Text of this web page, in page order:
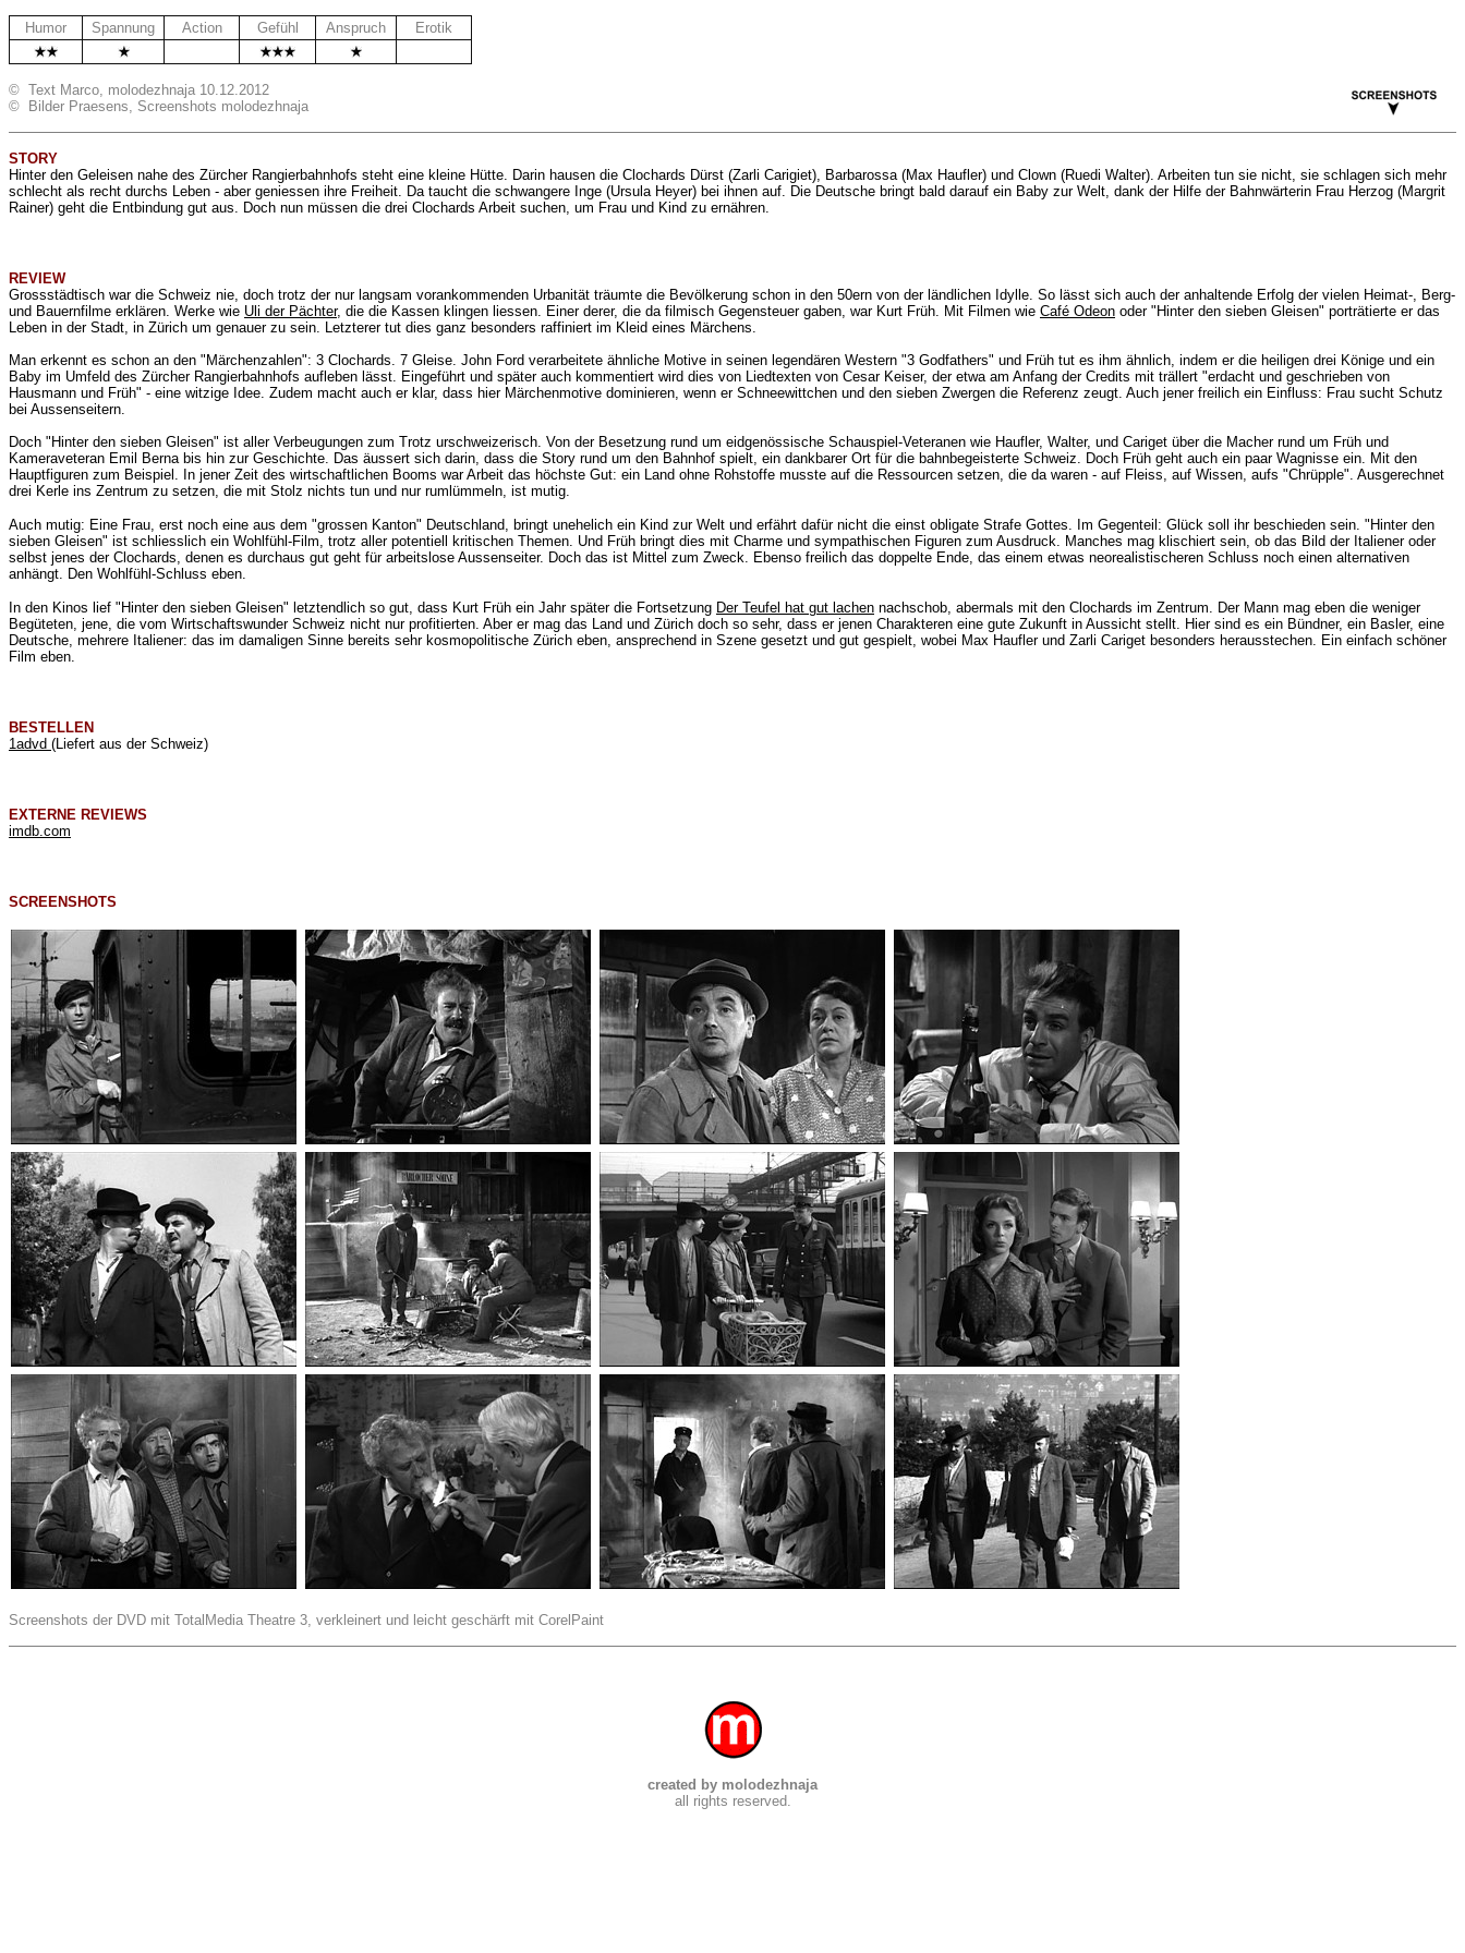
Humor Spannung Action Gefühl Anspruch
Erotik
© Text Marco, molodezhnaja 10.12.2012
© Bilder Praesens, Screenshots molodezhnaja
STORY
Hinter den Geleisen nahe des Zürcher Rangierbahnhofs steht eine kleine Hütte. Darin hausen die Clochards Dürst (Zarli Carigiet), Barbarossa (Max Haufler) und Clown (Ruedi Walter). Arbeiten tun sie nicht, sie schlagen sich mehr
schlecht als recht durchs Leben - aber geniessen ihre Freiheit. Da taucht die schwangere Inge (Ursula Heyer) bei ihnen auf. Die Deutsche bringt bald darauf ein Baby zur Welt, dank der Hilfe der Bahnwärterin Frau Herzog (Margrit
Rainer) geht die Entbindung gut aus. Doch nun müssen die drei Clochards Arbeit suchen, um Frau und Kind zu ernähren.
REVIEW
Grossstädtisch war die Schweiz nie, doch trotz der nur langsam vorankommenden Urbanität träumte die Bevölkerung schon in den 50ern von der ländlichen Idylle. So lässt sich auch der anhaltende Erfolg der vielen Heimat-, Berg-
und Bauernfilme erklären. Werke wie Uli der Pächter, die die Kassen klingen liessen. Einer derer, die da filmisch Gegensteuer gaben, war Kurt Früh. Mit Filmen wie Café Odeon oder "Hinter den sieben Gleisen" porträtierte er das
Leben in der Stadt, in Zürich um genauer zu sein. Letzterer tut dies ganz besonders raffiniert im Kleid eines Märchens.
Man erkennt es schon an den "Märchenzahlen": 3 Clochards. 7 Gleise. John Ford verarbeitete ähnliche Motive in seinen legendären Western "3 Godfathers" und Früh tut es ihm ähnlich, indem er die heiligen drei Könige und ein
Baby im Umfeld des Zürcher Rangierbahnhofs aufleben lässt. Eingeführt und später auch kommentiert wird dies von Liedtexten von Cesar Keiser, der etwa am Anfang der Credits mit trällert "erdacht und geschrieben von
Hausmann und Früh" - eine witzige Idee. Zudem macht auch er klar, dass hier Märchenmotive dominieren, wenn er Schneewittchen und den sieben Zwergen die Referenz zeugt. Auch jener freilich ein Einfluss: Frau sucht Schutz
bei Aussenseitern.
Doch "Hinter den sieben Gleisen" ist aller Verbeugungen zum Trotz urschweizerisch. Von der Besetzung rund um eidgenössische Schauspiel-Veteranen wie Haufler, Walter, und Cariget über die Macher rund um Früh und
Kameraveteran Emil Berna bis hin zur Geschichte. Das äussert sich darin, dass die Story rund um den Bahnhof spielt, ein dankbarer Ort für die bahnbegeisterte Schweiz. Doch Früh geht auch ein paar Wagnisse ein. Mit den
Hauptfiguren zum Beispiel. In jener Zeit des wirtschaftlichen Booms war Arbeit das höchste Gut: ein Land ohne Rohstoffe musste auf die Ressourcen setzen, die da waren - auf Fleiss, auf Wissen, aufs "Chrüpple". Ausgerechnet
drei Kerle ins Zentrum zu setzen, die mit Stolz nichts tun und nur rumlümmeln, ist mutig.
Auch mutig: Eine Frau, erst noch eine aus dem "grossen Kanton" Deutschland, bringt unehelich ein Kind zur Welt und erfährt dafür nicht die einst obligate Strafe Gottes. Im Gegenteil: Glück soll ihr beschieden sein. "Hinter den
sieben Gleisen" ist schliesslich ein Wohlfühl-Film, trotz aller potentiell kritischen Themen. Und Früh bringt dies mit Charme und sympathischen Figuren zum Ausdruck. Manches mag klischiert sein, ob das Bild der Italiener oder
selbst jenes der Clochards, denen es durchaus gut geht für arbeitslose Aussenseiter. Doch das ist Mittel zum Zweck. Ebenso freilich das doppelte Ende, das einem etwas neorealistischeren Schluss noch einen alternativen
anhängt. Den Wohlfühl-Schluss eben.
In den Kinos lief "Hinter den sieben Gleisen" letztendlich so gut, dass Kurt Früh ein Jahr später die Fortsetzung Der Teufel hat gut lachen nachschob, abermals mit den Clochards im Zentrum. Der Mann mag eben die weniger
Begüteten, jene, die vom Wirtschaftswunder Schweiz nicht nur profitierten. Aber er mag das Land und Zürich doch so sehr, dass er jenen Charakteren eine gute Zukunft in Aussicht stellt. Hier sind es ein Bündner, ein Basler, eine
Deutsche, mehrere Italiener: das im damaligen Sinne bereits sehr kosmopolitische Zürich eben, ansprechend in Szene gesetzt und gut gespielt, wobei Max Haufler und Zarli Cariget besonders herausstechen. Ein einfach schöner
Film eben.
BESTELLEN
1advd (Liefert aus der Schweiz)
EXTERNE REVIEWS
imdb.com
SCREENSHOTS
Screenshots der DVD mit TotalMedia Theatre 3, verkleinert und leicht geschärft mit CorelPaint
created by molodezhnaja
all rights reserved.